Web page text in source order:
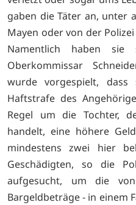
gaben die Täter an, unter
Mayen oder von der
Namentlich haben
Oberkommissar
wurde vorgespielt,
Haftstrafe des
Regel um die Tochter,
handelt, eine höhere
mindestens zwei hier
Geschädigten, so die
aufgesucht, um die
Bargeldbeträge - in einem